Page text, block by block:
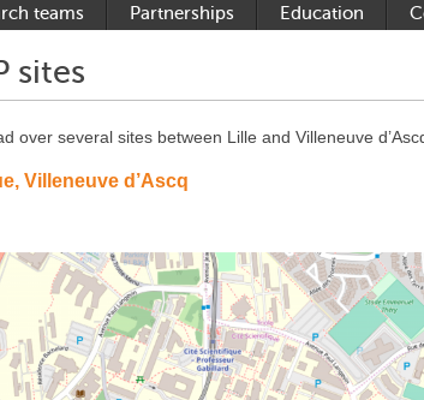
teams Partnerships Education
sites
over several sites between Lille and Villeneuve
Villeneuve d’Ascq